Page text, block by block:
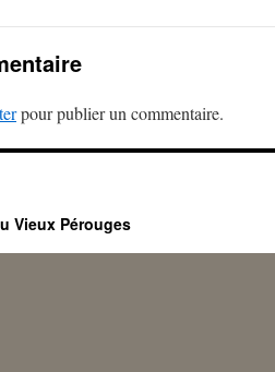
pour publier un commentaire.
Vieux Pérouges